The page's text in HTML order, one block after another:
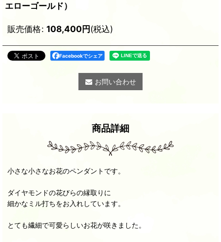
エローゴールド）
販売価格: 108,400円(税込)
Facebookでシェア
お問い合わせ
商品詳細
小さな小さなお花のペンダントです。
ダイヤモンドの花びらの縁取りに
細かなミル打ちをお入れしています。
とても繊細で可愛らしいお花が咲きました。